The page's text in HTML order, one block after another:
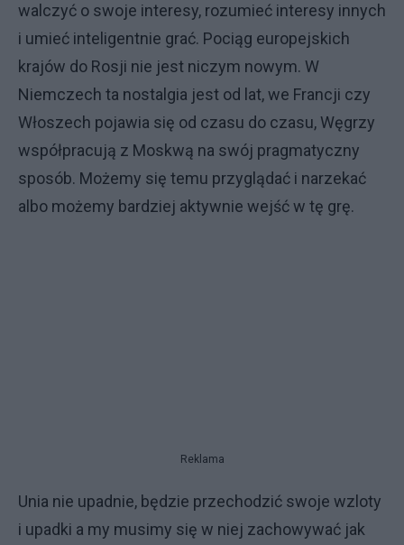
walczyć o swoje interesy, rozumieć interesy innych
i umieć inteligentnie grać. Pociąg europejskich
krajów do Rosji nie jest niczym nowym. W
Niemczech ta nostalgia jest od lat, we Francji czy
Włoszech pojawia się od czasu do czasu, Węgrzy
współpracują z Moskwą na swój pragmatyczny
sposób. Możemy się temu przyglądać i narzekać
albo możemy bardziej aktywnie wejść w tę grę.
Reklama
Unia nie upadnie, będzie przechodzić swoje wzloty
i upadki a my musimy się w niej zachowywać jak